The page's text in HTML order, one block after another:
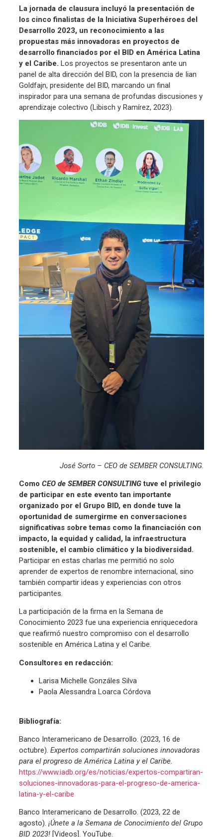
La jornada de clausura incluyó la presentación de
los cinco finalistas de la Iniciativa Superhéroes del
Desarrollo 2023, un reconocimiento a las
propuestas más innovadoras en proyectos de
desarrollo financiados por el BID en América Latina
y el Caribe. Los proyectos se presentaron ante un
panel de alta dirección del BID, con la presencia de Iian
Goldfajn, presidente del BID, marcando un final
inspirador para una semana de profundas discusiones y
aprendizaje colectivo (Libisch y Ramírez, 2023).
José Sorto – CEO de SEMBER CONSULTING.
Como CEO de SEMBER CONSULTINGtuve el privilegio
de participar en este evento tan importante
organizado por el Grupo BID, en donde tuve la
oportunidad de sumergirme en conversaciones
significativas sobre temas como la financiación con
impacto, la equidad y calidad, la infraestructura
sostenible, el cambio climático y la biodiversidad.
Participar en estas charlas me permitió no solo
aprender de expertos de renombre internacional, sino
también compartir ideas y experiencias con otros
participantes.
La participación de la firma en la Semana de
Conocimiento 2023 fue una experiencia enriquecedora
que reafirmó nuestro compromiso con el desarrollo
sostenible en América Latina y el Caribe.
Consultores en redacción:
Larisa Michelle Gonzáles Silva
Paola Alessandra Loarca Córdova
Bibliografía:
Banco Interamericano de Desarrollo. (2023, 16 de
octubre). Expertos compartirán soluciones innovadoras
para el progreso de América Latina y el Caribe.
https://www.iadb.org/es/noticias/expertos-compartiran-
soluciones-innovadoras-para-el-progreso-de-america-
latina-y-el-caribe
Banco Interamericano de Desarrollo. (2023, 22 de
agosto). ¡Únete a la Semana de Conocimiento del Grupo
BID 2023! [Videos]. YouTube.